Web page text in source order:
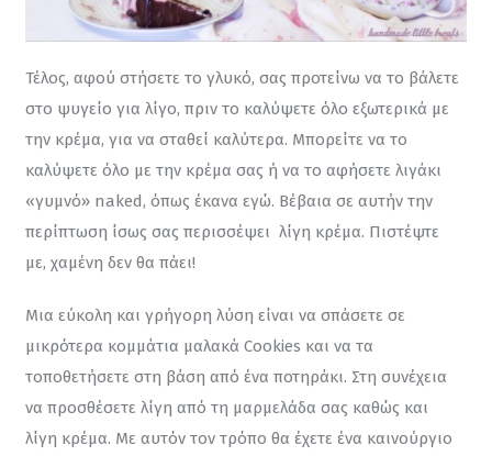
Τέλος, αφού στήσετε το γλυκό, σας προτείνω να το βάλετε
στο ψυγείο για λίγο, πριν το καλύψετε όλο εξωτερικά με
την κρέμα, για να σταθεί καλύτερα. Μπορείτε να το
καλύψετε όλο με την κρέμα σας ή να το αφήσετε λιγάκι
«γυμνό» naked, όπως έκανα εγώ. Βέβαια σε αυτήν την
περίπτωση ίσως σας περισσέψει  λίγη κρέμα. Πιστέψτε
με, χαμένη δεν θα πάει!
Μια εύκολη και γρήγορη λύση είναι να σπάσετε σε
μικρότερα κομμάτια μαλακά Cookies και να τα
τοποθετήσετε στη βάση από ένα ποτηράκι. Στη συνέχεια
να προσθέσετε λίγη από τη μαρμελάδα σας καθώς και
λίγη κρέμα. Με αυτόν τον τρόπο θα έχετε ένα καινούργιο